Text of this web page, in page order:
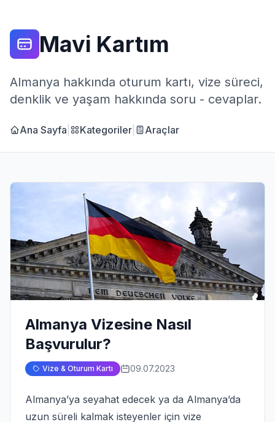
Mavi Kartım
Almanya hakkında oturum kartı, vize süreci,
denklik ve yaşam hakkında soru - cevaplar.
Ana Sayfa Kategoriler Araçlar
Almanya Vizesine Nasıl
Başvurulur?
Vize & Oturum Kartı 09.07.2023
Almanya’ya seyahat edecek ya da Almanya’da
uzun süreli kalmak isteyenler için vize